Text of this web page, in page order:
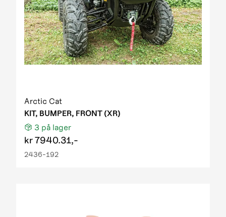
Arctic Cat
KIT, BUMPER, FRONT (XR)
3 på lager
kr7940.31,-
2436-192